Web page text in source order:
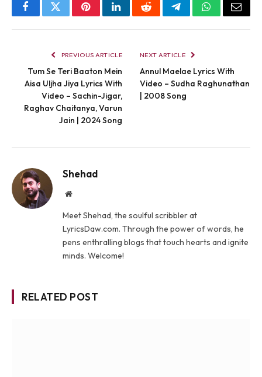
FacebookTwitterPinterestLinkedInRedditTelegramWhatsApp
Email
PREVIOUS ARTICLE
Tum Se Teri Baaton Mein
Aisa Uljha Jiya Lyrics With
Video – Sachin-Jigar,
Raghav Chaitanya, Varun
Jain | 2024 Song
NEXT ARTICLE
Annul Maelae Lyrics With
Video – Sudha Raghunathan
| 2008 Song
Shehad
Website
Meet Shehad, the soulful scribbler at
LyricsDaw.com. Through the power of words, he
pens enthralling blogs that touch hearts and ignite
minds. Welcome!
RELATED POST